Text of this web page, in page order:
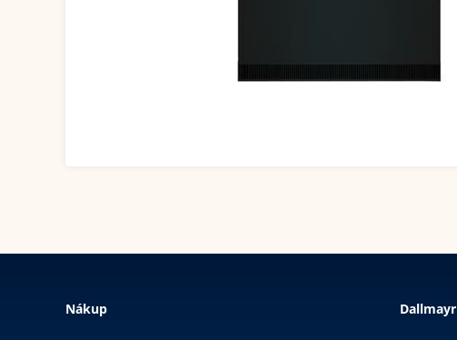
Nákup Dallmayr